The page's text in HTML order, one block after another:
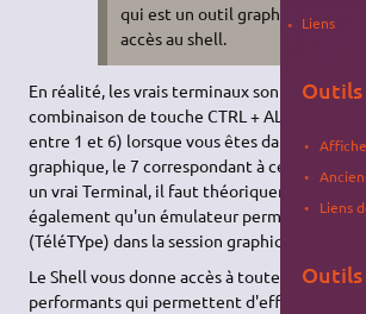
qui est un outil graphique qui
accès au shell.
En réalité, les vrais terminaux sont
combinaison de touche CTRL + ALT + Fx (où
entre 1 et 6) lorsque vous êtes dans un
graphique, le 7 correspondant à cette
un vrai Terminal, il faut théoriquement utiliser
également qu'un émulateur permet
(TéléTYpe) dans la session graphique.
Le Shell vous donne accès à toute une
performants qui permettent d'effectuer des
Liens
Outils
Liens